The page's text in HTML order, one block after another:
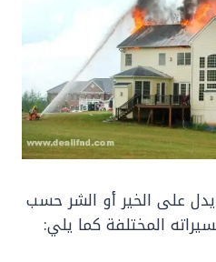
يدل على الخير أو الشر حسب
المختلفة كما يلي: